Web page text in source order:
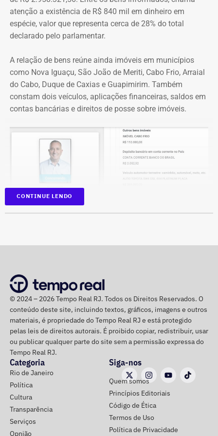
reformas de praças, além de mensagens em primeira
pessoa, como: “Estamos aqui recuperando os aparelhos
da praça”.
*Com informações do g1
atenção a existência de R$ 840 mil em dinheiro em
espécie, valor que representa cerca de 28% do total
declarado pelo parlamentar.
A relação de bens reúne ainda imóveis em municípios
como Nova Iguaçu, São João de Meriti, Cabo Frio, Arraial
do Cabo, Duque de Caxias e Guapimirim. Também
constam dois veículos, aplicações financeiras, saldos em
contas bancárias e direitos de posse sobre imóveis.
Deputados, o parlamentar havia informado R$
1.065.439,98 em bens. Na época, mantinha R$ 50 mil em
dinheiro vivo.
Em quatro anos, o patrimônio de Bebeto cresceu R$
1.892.881,58, alta de 177,7%. Já o valor mantido em
espécie saltou de R$ 50 mil para R$ 840 mil, aumento de
R$ 790 mil, ou 1.580%.
A relação de bens foi informada pelo próprio candidato à
Justiça Eleitoral durante o registro da candidatura. As
declarações são públicas e podem ser consultadas por
qualquer eleitor no sistema DivulgaCand, do Tribunal
CONTINUE LENDO
© 2024 – 2026 Tempo Real RJ. Todos os Direitos Reservados. O
conteúdo deste site, incluindo textos, gráficos, imagens e outros
materiais, é propriedade do Tempo Real RJ e está protegido
pelas leis de direitos autorais. É proibido copiar, redistribuir, usar
ou publicar qualquer parte do site sem a permissão expressa do
Tempo Real RJ.
Categoria
Rio de Janeiro
Política
Cultura
Transparência
Serviços
Opnião
Siga-nos
Quem somos
Princípios Editoriais
Código de Ética
Termos de Uso
Política de Privacidade